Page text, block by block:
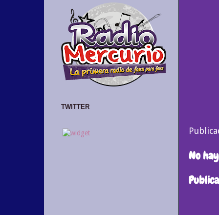
No
TWITTER